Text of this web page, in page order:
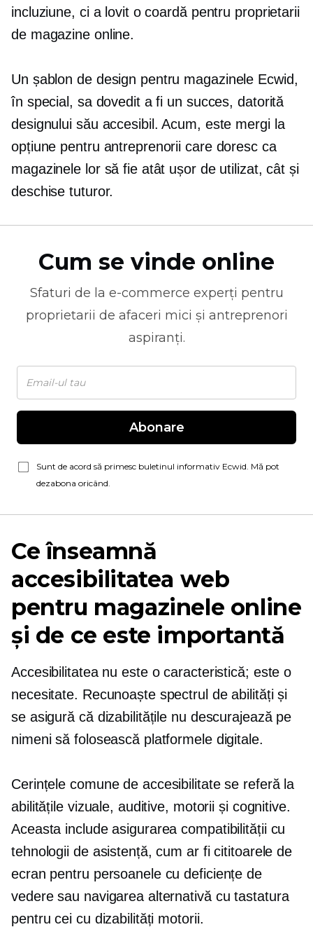
incluziune, ci a lovit o coardă pentru proprietarii
de magazine online.
Un șablon de design pentru magazinele Ecwid,
în special, sa dovedit a fi un succes, datorită
designului său accesibil. Acum, este mergi la
opțiune pentru antreprenorii care doresc ca
magazinele lor să fie atât ușor de utilizat, cât și
deschise tuturor.
Cum se vinde online
Sfaturi de la e-commerce experți pentru
proprietarii de afaceri mici și antreprenori
aspiranți.
Abonare
Sunt de acord să primesc buletinul informativ Ecwid. Mă pot
dezabona oricând.
Ce înseamnă
accesibilitatea web
pentru magazinele online
și de ce este importantă
Accesibilitatea nu este o caracteristică; este o
necesitate. Recunoaște spectrul de abilități și
se asigură că dizabilitățile nu descurajează pe
nimeni să folosească platformele digitale.
Cerințele comune de accesibilitate se referă la
abilitățile vizuale, auditive, motorii și cognitive.
Aceasta include asigurarea compatibilității cu
tehnologii de asistență, cum ar fi cititoarele de
ecran pentru persoanele cu deficiențe de
vedere sau navigarea alternativă cu tastatura
pentru cei cu dizabilități motorii.